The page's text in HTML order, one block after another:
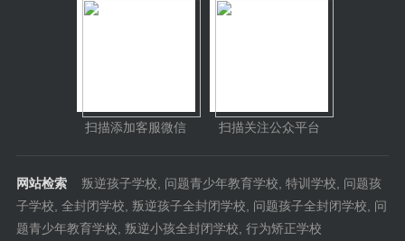
扫描添加客服微信 扫描关注公众平台
网站检索 叛逆孩子学校 问题青少年教育学校 特训学校
问题孩
子学校 全封闭学校 叛逆孩子全封闭学校 问题孩子全封闭学校
问
题青少年教育学校 叛逆小孩全封闭学校 行为矫正学校